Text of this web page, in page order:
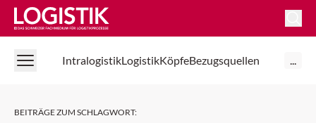
Logistik Online
IntralogistikLogistikKöpfeBezugsquellen ...
BEITRÄGE ZUM SCHLAGWORT: